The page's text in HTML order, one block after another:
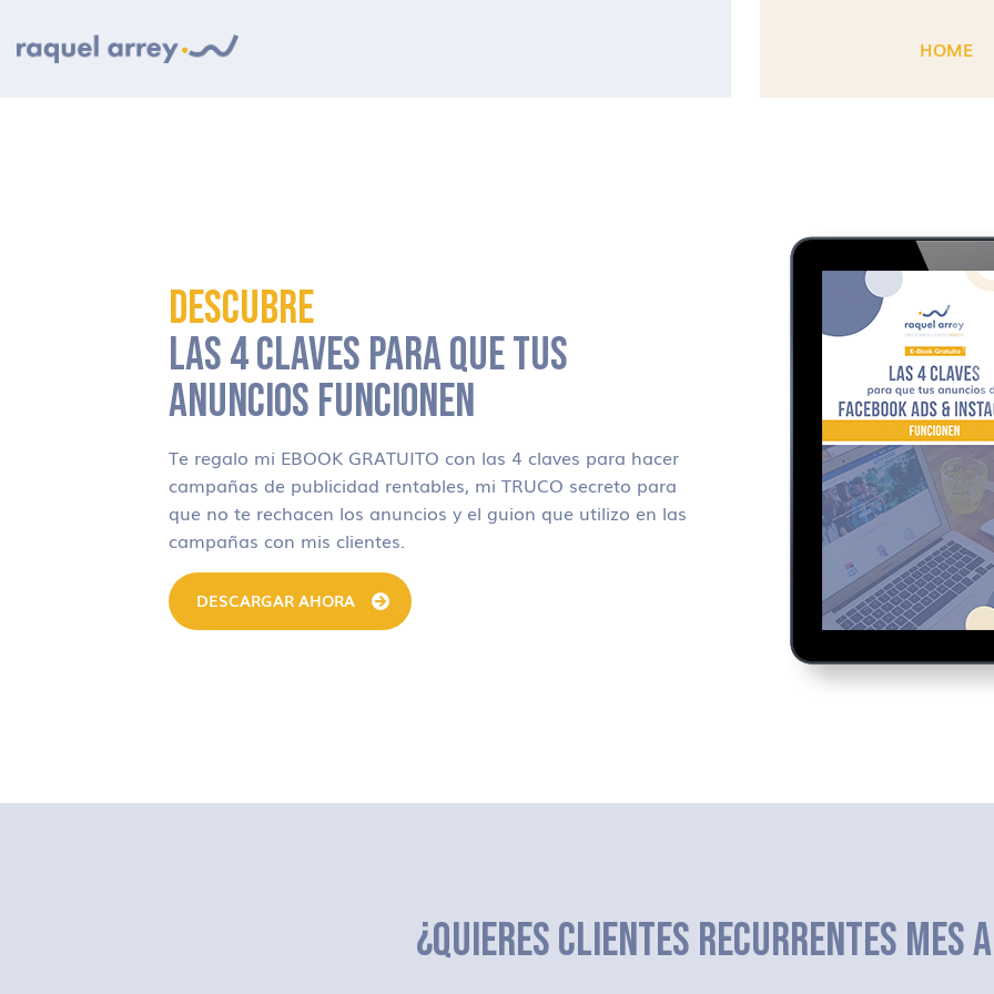
HOME
DESCUBRE
LAS 4 CLAVES PARA QUE TUS
ANUNCIOS FUNCIONEN
Te regalo mi EBOOK GRATUITO con las 4 claves para hacer
campañas de publicidad rentables, mi TRUCO secreto para
que no te rechacen los anuncios y el guion que utilizo en las
campañas con mis clientes.
DESCARGAR AHORA
¿QUIERES CLIENTES RECURRENTES MES